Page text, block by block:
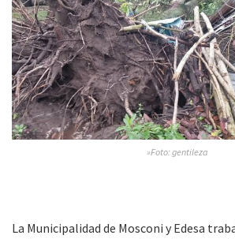
»Foto: gentileza
La Municipalidad de Mosconi y Edesa